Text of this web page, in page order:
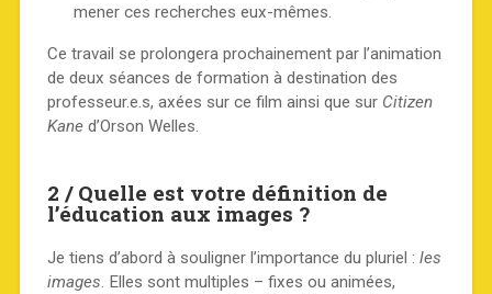
mener ces recherches eux-mêmes.
Ce travail se prolongera prochainement par l’animation
de deux séances de formation à destination des
professeur.e.s, axées sur ce film ainsi que sur Citizen
Kaned’Orson Welles.
2 / Quelle est votre définition de
l’éducation aux images ?
Je tiens d’abord à souligner l’importance du pluriel : les
images. Elles sont multiples – fixes ou animées,